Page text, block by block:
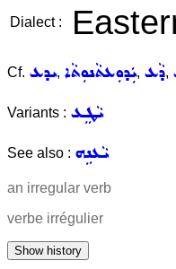
Dialect :
Cf. ܝܕܥ, ܝܲܕܘܼܥܬܵܢܘܼܬܵܐ, ܕܵܥ,
Variants : ܝܵܛܸܥ
See also : ܝܵܥܢܹܗ
an irregular verb
verbe irrégulier